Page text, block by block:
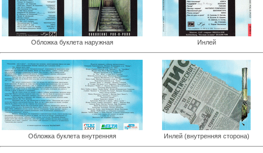
Обложка буклета наружная Инлей
Обложка буклета внутренняя Инлей (внутренняя сторона)